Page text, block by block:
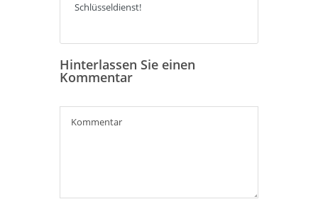
Schlüsseldienst!
Hinterlassen Sie einen
Kommentar